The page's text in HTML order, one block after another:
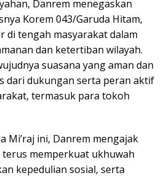
Danrem menegaskan
Korem 043/Garuda Hitam,
di tengah masyarakat dalam
dan ketertiban wilayah.
suasana yang aman dan
dari dukungan serta peran aktif
termasuk para tokoh
Mi’raj ini, Danrem mengajak
memperkuat ukhuwah
kepedulian sosial, serta